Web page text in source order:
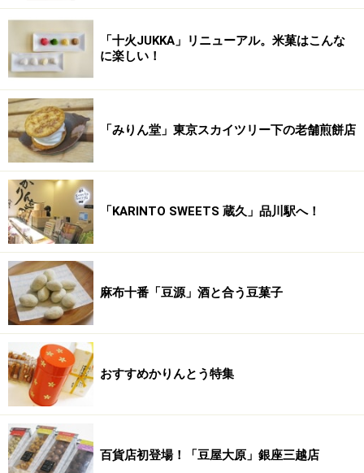
「十火JUKKA」リニューアル。米菓はこんな
に楽しい！
「みりん堂」東京スカイツリー下の老舗煎餅店
「KARINTO SWEETS 蔵久」品川駅へ！
麻布十番「豆源」酒と合う豆菓子
おすすめかりんとう特集
百貨店初登場！「豆屋大原」銀座三越店